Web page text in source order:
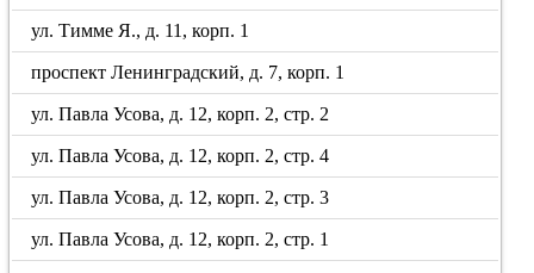
ул. Тимме Я., д. 11, корп. 1
проспект Ленинградский, д. 7, корп. 1
ул. Павла Усова, д. 12, корп. 2, стр. 2
ул. Павла Усова, д. 12, корп. 2, стр. 4
ул. Павла Усова, д. 12, корп. 2, стр. 3
ул. Павла Усова, д. 12, корп. 2, стр. 1